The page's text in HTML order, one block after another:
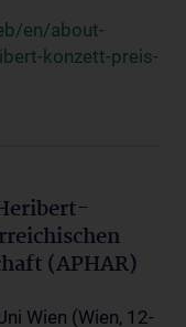
en/about-
konzett-preis-
(APHAR)
Wien (Wien, 12-